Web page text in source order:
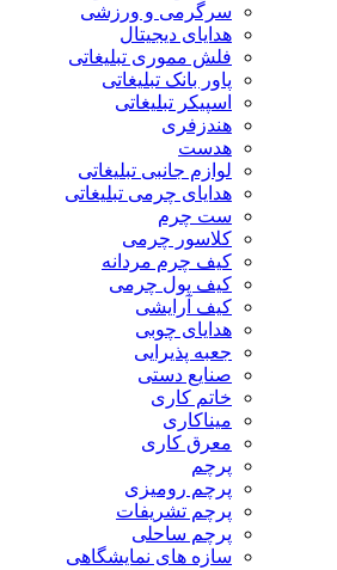
سرگرمی و ورزشی
هدایای دیجیتال
فلش مموری تبلیغاتی
پاور بانک تبلیغاتی
اسپیکر تبلیغاتی
هندزفری
هدست
لوازم جانبی تبلیغاتی
هدایای چرمی تبلیغاتی
ست چرم
کلاسور چرمی
کیف چرم مردانه
کیف پول چرمی
کیف آرایشی
هدایای چوبی
جعبه پذیرایی
صنایع دستی
خاتم کاری
میناکاری
معرق کاری
پرچم
پرچم رومیزی
پرچم تشریفات
پرچم ساحلی
سازه های نمایشگاهی